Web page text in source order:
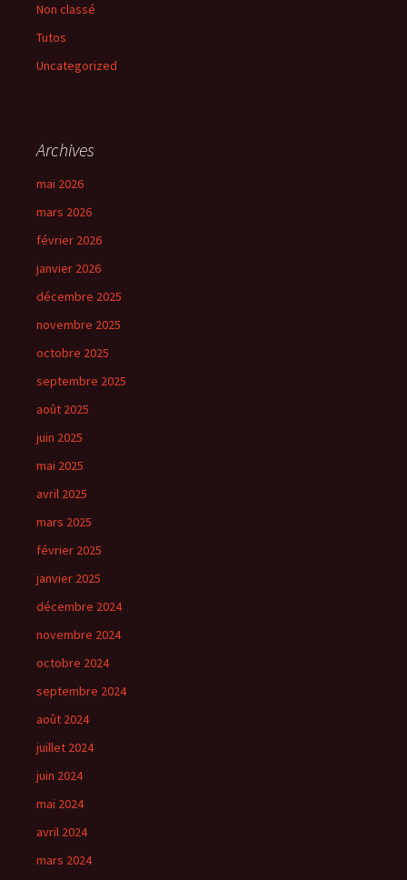
Non classé
Tutos
Uncategorized
Archives
mai 2026
mars 2026
février 2026
janvier 2026
décembre 2025
novembre 2025
octobre 2025
septembre 2025
août 2025
juin 2025
mai 2025
avril 2025
mars 2025
février 2025
janvier 2025
décembre 2024
novembre 2024
octobre 2024
septembre 2024
août 2024
juillet 2024
juin 2024
mai 2024
avril 2024
mars 2024